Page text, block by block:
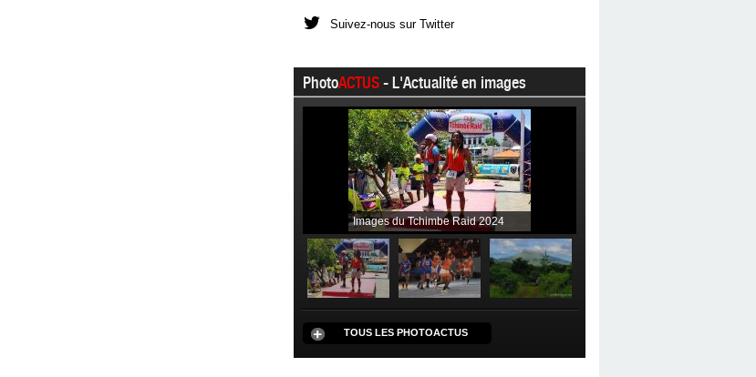
Suivez-nous sur Twitter
PhotoACTUS- L'Actualité en images
Images du Tchimbe Raid 2024
TOUS LES PHOTOACTUS